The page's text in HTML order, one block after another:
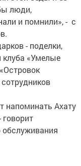
люди,
и помнили», - с
- поделки,
«Умелые
напоминать Ахату